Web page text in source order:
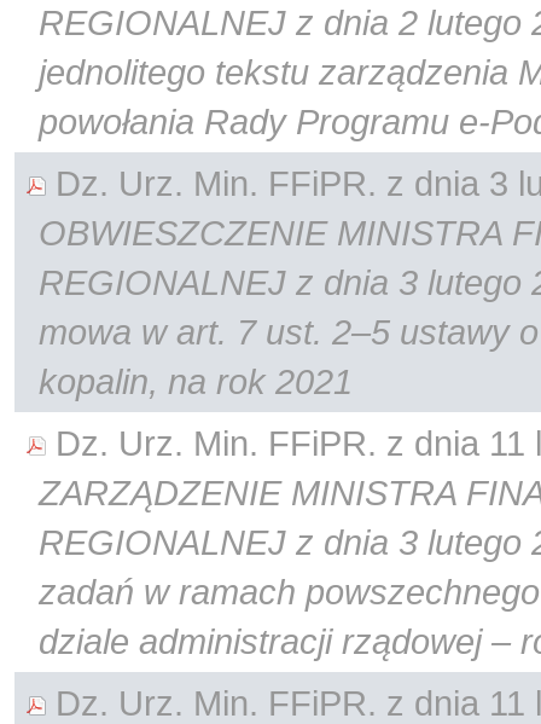
REGIONALNEJ z dnia 2 lutego
jednolitego tekstu zarządzenia
powołania Rady Programu e-
Dz. Urz. Min. FFiPR. z dnia 3
OBWIESZCZENIE MINISTRA
REGIONALNEJ z dnia 3
mowa w art. 7 ust. 2–5 ustawy
kopalin, na rok 2021
Dz. Urz. Min. FFiPR. z dnia
ZARZĄDZENIE MINISTRA
REGIONALNEJ z dnia 3
zadań w ramach
dziale administracji rządowej –
Dz. Urz. Min. FFiPR. z dnia